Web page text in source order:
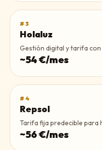
# 3
Holaluz
Gestión digital y tarifa
~54€/mes
# 4
Repsol
Tarifa fija predecible para
~56€/mes